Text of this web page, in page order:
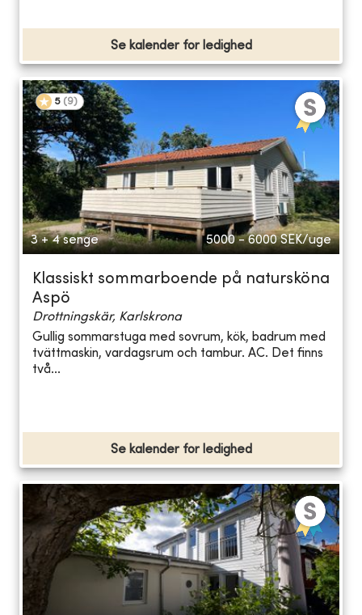
Se kalender for ledighed
5 (9)
3 + 4 senge 5000 - 6000 SEK/uge
Klassiskt sommarboende på natursköna
Aspö
Drottningskär, Karlskrona
Gullig sommarstuga med sovrum, kök, badrum med
tvättmaskin, vardagsrum och tambur. AC. Det finns
två...
Se kalender for ledighed